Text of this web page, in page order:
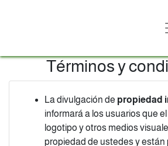
Términos y
La divulgación de propiedad
informará a los usuarios que
logotipo y otros medios
propiedad de ustedes y están